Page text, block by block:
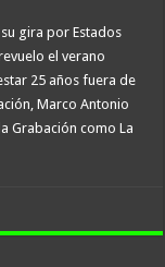
gira por Estados
el verano
25 años fuera de
Marco Antonio
Grabación como La